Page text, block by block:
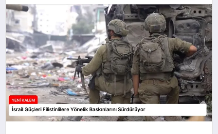
SAĞLIK
MAGAZİN
EĞİTİM